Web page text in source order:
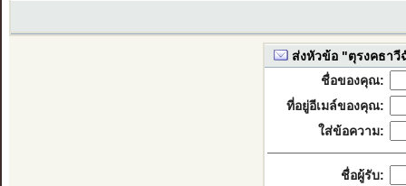
ส่งหัวข้อ "ตุรงคธาวี
ชื่อของคุณ:
ที่อยู่อีเมล์ของคุณ:
ใส่ข้อความ:
ชื่อผู้รับ: